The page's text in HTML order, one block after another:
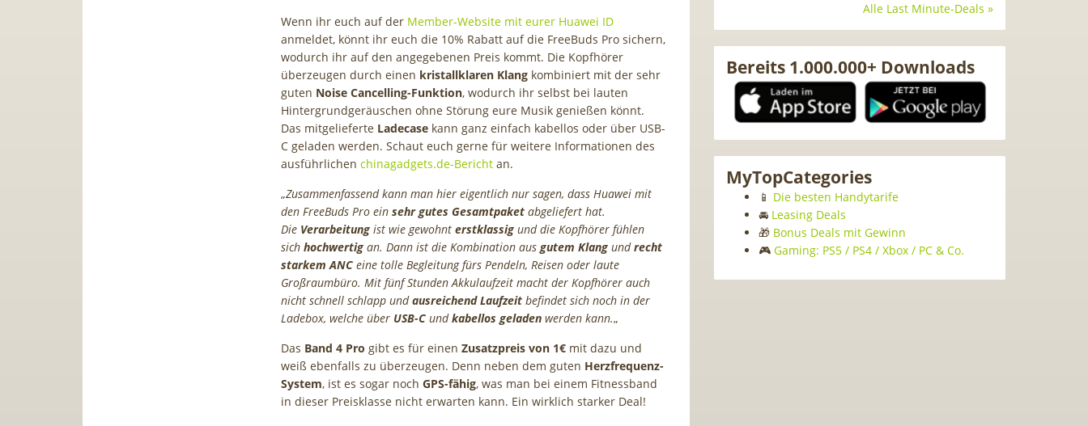
Wenn ihr euch auf der Member-Website mit eurer Huawei ID
anmeldet, könnt ihr euch die 10% Rabatt auf die FreeBuds Pro sichern,
wodurch ihr auf den angegebenen Preis kommt. Die Kopfhörer
überzeugen durch einen kristallklaren Klang kombiniert mit der sehr
guten Noise Cancelling-Funktion, wodurch ihr selbst bei lauten
Hintergrundgeräuschen ohne Störung eure Musik genießen könnt.
Das mitgelieferte Ladecase kann ganz einfach kabellos oder über USB-
C geladen werden. Schaut euch gerne für weitere Informationen des
ausführlichen chinagadgets.de-Bericht an.
„Zusammenfassend kann man hier eigentlich nur sagen, dass Huawei mit
den FreeBuds Pro ein sehr gutes Gesamtpaket abgeliefert hat.
Die Verarbeitung ist wie gewohnt erstklassig und die Kopfhörer fühlen
sich hochwertig an. Dann ist die Kombination aus gutem Klang undrecht
starkem ANC eine tolle Begleitung fürs Pendeln, Reisen oder laute
Großraumbüro. Mit fünf Stunden Akkulaufzeit macht der Kopfhörer auch
nicht schnell schlapp undausreichend Laufzeit befindet sich noch in der
Ladebox, welche über USB-C undkabellos geladen werden kann.„
Das Band 4 Pro gibt es für einen Zusatzpreis von 1€ mit dazu und
weiß ebenfalls zu überzeugen. Denn neben dem guten Herzfrequenz-
System, ist es sogar noch GPS-fähig, was man bei einem Fitnessband
in dieser Preisklasse nicht erwarten kann. Ein wirklich starker Deal!
Alle Last Minute-Deals »
Bereits 1.000.000+ Downloads
MyTopCategories
📱 Die besten Handytarife
🚘 Leasing Deals
🎁 Bonus Deals mit Gewinn
🎮 Gaming: PS5 / PS4 / Xbox / PC & Co.